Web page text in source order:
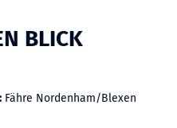
BLICK
Fähre Nordenham/Blexen